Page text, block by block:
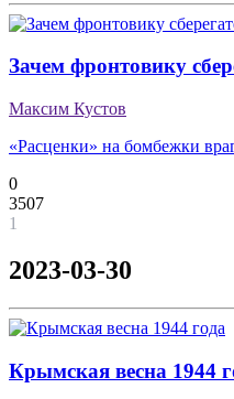
Зачем фронтовику
Максим Кустов
«Расценки» на бомбежки
0
3507
1
2023-03-30
Крымская весна 1944